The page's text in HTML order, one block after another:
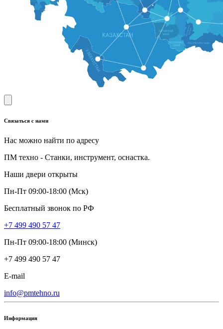
Связаться с нами
Нас можно найти по адресу
ПМ техно - Станки, инструмент, оснастка.
Наши двери открыты
Пн-Пт 09:00-18:00 (Мск)
Бесплатный звонок по РФ
+7 499 490 57 47
Пн-Пт 09:00-18:00 (Минск)
+7 499 490 57 47
E-mail
info@pmtehno.ru
Информация